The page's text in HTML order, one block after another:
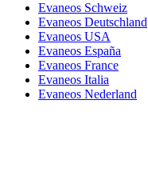
Evaneos Schweiz
Evaneos Deutschland
Evaneos USA
Evaneos España
Evaneos France
Evaneos Italia
Evaneos Nederland